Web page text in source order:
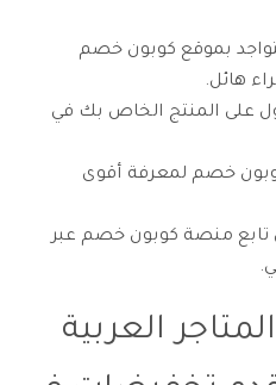
بموقع كوبون خصم
هائل.
على المنتج الخاص بك في
خصم لمعرفة أقوى
منصة كوبون خصم عبر
العربية